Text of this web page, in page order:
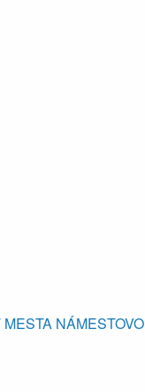
MESTA NÁMESTOVO